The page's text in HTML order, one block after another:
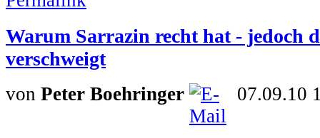
Warum Sarrazin recht hat - jedoch
verschweigt
von Peter Boehringer 07.09.10